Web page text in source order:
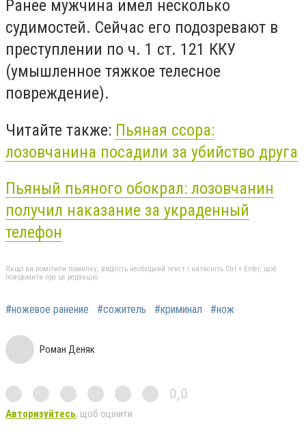
Ранее мужчина имел несколько
судимостей. Сейчас его подозревают в
преступлении по ч. 1 ст. 121 ККУ
(умышленное тяжкое телесное
повреждение).
Читайте также: Пьяная ссора:
лозовчанина посадили за убийство друга
Пьяный пьяного обокрал: лозовчанин
получил наказание за украденный
телефон
Якщо ви помітили помилку, виділіть необхідний текст і натисніть Ctrl + Enter, щоб
повідомити про це редакцію
#ножевое ранение #сожитель #криминал #нож
Роман Деняк
0,0
Авторизуйтесь, щоб оцінити